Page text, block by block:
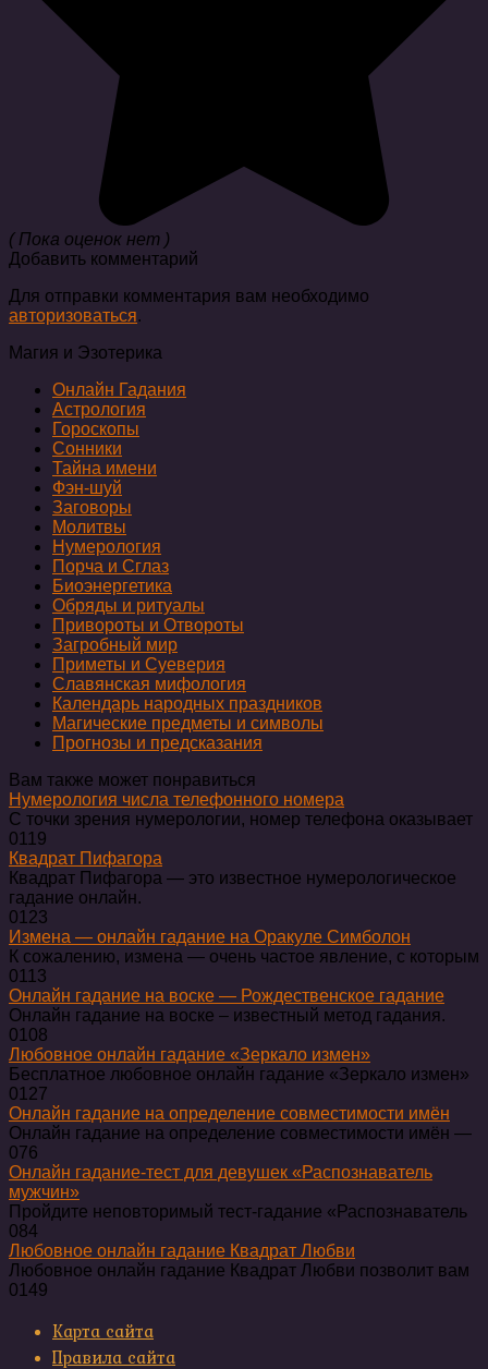
( Пока оценок нет )
Добавить комментарий
Для отправки комментария вам необходимо
авторизоваться.
Магия и Эзотерика
Онлайн Гадания
Астрология
Гороскопы
Сонники
Тайна имени
Фэн-шуй
Заговоры
Молитвы
Нумерология
Порча и Сглаз
Биоэнергетика
Обряды и ритуалы
Привороты и Отвороты
Загробный мир
Приметы и Суеверия
Славянская мифология
Календарь народных праздников
Магические предметы и символы
Прогнозы и предсказания
Вам также может понравиться
Нумерология числа телефонного номера
С точки зрения нумерологии, номер телефона оказывает
0119
Квадрат Пифагора
Квадрат Пифагора — это известное нумерологическое
гадание онлайн.
0123
Измена — онлайн гадание на Оракуле Симболон
К сожалению, измена — очень частое явление, с которым
0113
Онлайн гадание на воске — Рождественское гадание
Онлайн гадание на воске – известный метод гадания.
0108
Любовное онлайн гадание «Зеркало измен»
Бесплатное любовное онлайн гадание «Зеркало измен»
0127
Онлайн гадание на определение совместимости имён
Онлайн гадание на определение совместимости имён —
076
Онлайн гадание-тест для девушек «Распознаватель
мужчин»
Пройдите неповторимый тест-гадание «Распознаватель
084
Любовное онлайн гадание Квадрат Любви
Любовное онлайн гадание Квадрат Любви позволит вам
0149
Карта сайта
Правила сайта